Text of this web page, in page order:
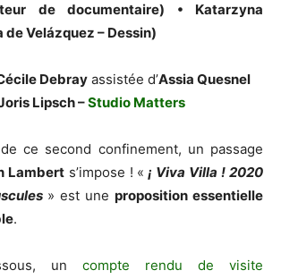
de documentaire) • Katarzyna
Velázquez – Dessin)
Debray assistée d’Assia Quesnel
Lipsch –Studio Matters
ce second confinement, un passage
Lamberts’impose ! « ¡ Viva Villa ! 2020
» est une proposition essentielle
.
un compte rendu de visite